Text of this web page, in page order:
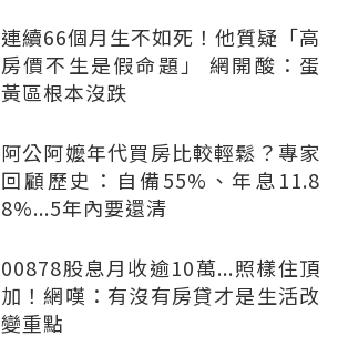
連續66個月生不如死！他質疑「高
房價不生是假命題」 網開酸：蛋
黃區根本沒跌
阿公阿嬤年代買房比較輕鬆？專家
回顧歷史：自備55%、年息11.8
8%...5年內要還清
00878股息月收逾10萬...照樣住頂
加！網嘆：有沒有房貸才是生活改
變重點